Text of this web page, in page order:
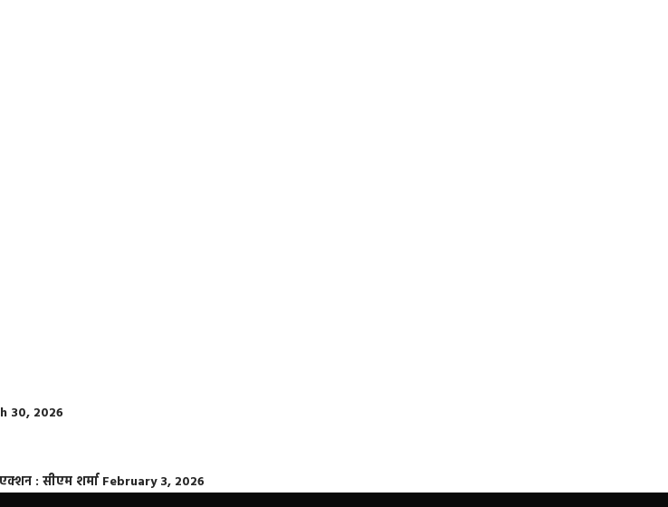
30, 2026
: सीएम शर्मा February 3, 2026